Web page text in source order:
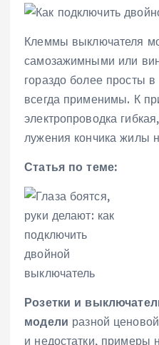
Клеммы выключателя
самозажимными или
гораздо более просты
всегда применимы. К
электропроводка
лужения кончика жилы
Статья по теме:
Розетки и
модели разной
и недостатки, примеры